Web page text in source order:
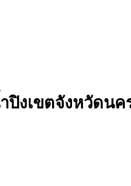
ปิงเขตจังหวัดน